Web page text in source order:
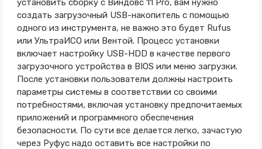
установить сборку с Виндовс 11 Pro, вам нужно
создать загрузочный USB-накопитель с помощью
одного из инструмента, не важно это будет Rufus
или УльтраИСО или Вентой. Процесс установки
включает настройку USB-HDD в качестве первого
загрузочного устройства в BIOS или меню загрузки.
После установки пользователи должны настроить
параметры системы в соответствии со своими
потребностями, включая установку предпочитаемых
приложений и программного обеспечения
безопасности. По сути все делается легко, зачастую
через Руфус надо оставить все настройки по